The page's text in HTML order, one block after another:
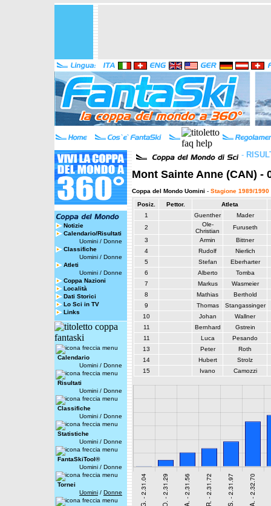
Notizie
Calendario/Risultati
Uomini / Donne
Classifiche
Uomini / Donne
Atleti
Uomini / Donne
Coppa Nazioni
Località
Dati Storici
Lo Sci in TV
Links
Calendario
Uomini / Donne
Risultati
Uomini / Donne
Classifiche
Uomini / Donne
Statistiche
Uomini / Donne
FantaSkiTool®
Uomini / Donne
Tornei
Uomini / Donne
-
Mont Sainte Anne (CAN) -
Coppa del Mondo Uomini - Stagione 1989/1990
Posiz. Pettor.
Atleta
1
Guenther
Mader
2
Ole-
Christian
Furuseth
3
Armin
Bittner
4
Rudolf
Nierlich
5
Stefan
Eberharter
6
Alberto
Tomba
7
Markus
Wasmeier
8
Mathias
Berthold
9
Thomas
Stangassinger
10
Johan
Wallner
11
Bernhard
Gstrein
11
Luca
Pesando
13
Peter
Roth
14
Hubert
Strolz
15
Ivano Camozzi